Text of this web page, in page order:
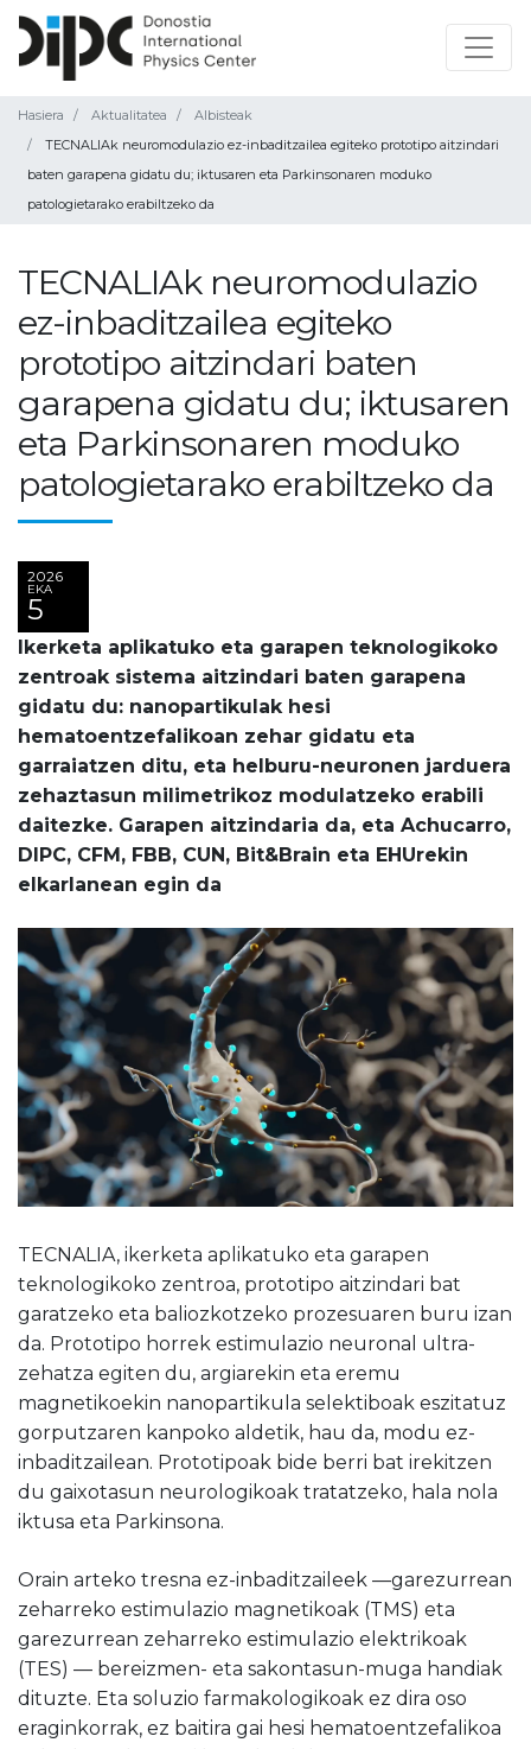
Hasiera Aktualitatea
Albisteak
TECNALIAk neuromodulazio ez-inbaditzailea egiteko prototipo aitzindari
baten garapena gidatu du; iktusaren eta Parkinsonaren moduko
patologietarako erabiltzeko da
TECNALIAk neuromodulazio
ez-inbaditzailea egiteko
prototipo aitzindari baten
garapena gidatu du; iktusaren
eta Parkinsonaren moduko
patologietarako erabiltzeko da
2026
EKA
5
Ikerketa aplikatuko eta garapen teknologikoko
zentroak sistema aitzindari baten garapena
gidatu du: nanopartikulak hesi
hematoentzefalikoan zehar gidatu eta
garraiatzen ditu, eta helburu-neuronen jarduera
zehaztasun milimetrikoz modulatzeko erabili
daitezke. Garapen aitzindaria da, eta Achucarro,
DIPC, CFM, FBB, CUN, Bit&Brain eta EHUrekin
elkarlanean egin da
TECNALIA, ikerketa aplikatuko eta garapen
teknologikoko zentroa, prototipo aitzindari bat
garatzeko eta baliozkotzeko prozesuaren buru izan
da. Prototipo horrek estimulazio neuronal ultra-
zehatza egiten du, argiarekin eta eremu
magnetikoekin nanopartikula selektiboak eszitatuz
gorputzaren kanpoko aldetik, hau da, modu ez-
inbaditzailean. Prototipoak bide berri bat irekitzen
du gaixotasun neurologikoak tratatzeko, hala nola
iktusa eta Parkinsona.
Orain arteko tresna ez-inbaditzaileek —garezurrean
zeharreko estimulazio magnetikoak (TMS) eta
garezurrean zeharreko estimulazio elektrikoak
(TES) — bereizmen- eta sakontasun-muga handiak
dituzte. Eta soluzio farmakologikoak ez dira oso
eraginkorrak, ez baitira gai hesi hematoentzefalikoa